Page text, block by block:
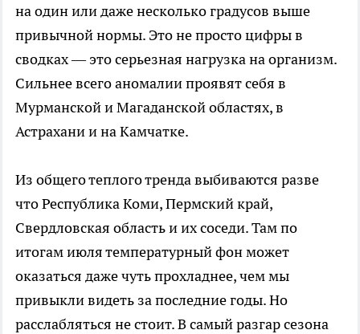
на один или даже несколько градусов выше
привычной нормы. Это не просто цифры в
сводках — это серьезная нагрузка на организм.
Сильнее всего аномалии проявят себя в
Мурманской и Магаданской областях, в
Астрахани и на Камчатке.
Из общего теплого тренда выбиваются разве
что Республика Коми, Пермский край,
Свердловская область и их соседи. Там по
итогам июля температурный фон может
оказаться даже чуть прохладнее, чем мы
привыкли видеть за последние годы. Но
расслабляться не стоит. В самый разгар сезона